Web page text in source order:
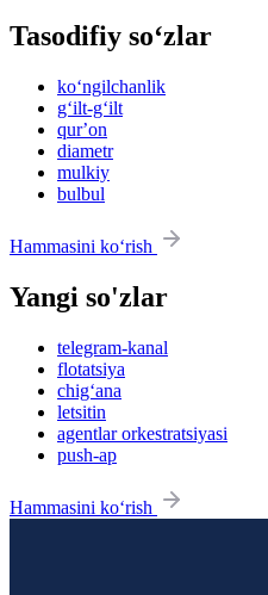
Tasodifiy so‘zlar
ko‘ngilchanlik
g‘ilt-g‘ilt
qurʼon
diametr
mulkiy
bulbul
Hammasini ko‘rish
Yangi so'zlar
telegram-kanal
flotatsiya
chig‘ana
letsitin
agentlar orkestratsiyasi
push-ap
Hammasini ko‘rish